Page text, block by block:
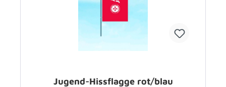
Jugend-Hissflagge rot/blau